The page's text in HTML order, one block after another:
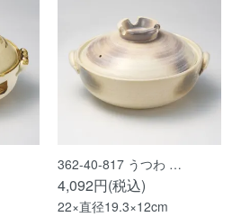
362-40-817 うつわ …
4,092円(税込)
22×直径19.3×12cm